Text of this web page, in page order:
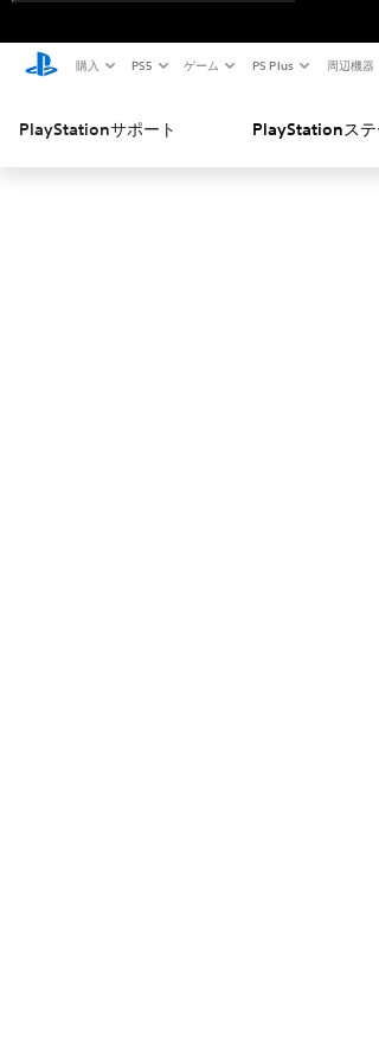
購入 PS5 ゲーム PS Plus 周辺機器
PlayStationサポート PlayStationステ